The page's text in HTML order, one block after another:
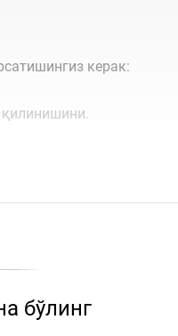
керак:
бўлинг